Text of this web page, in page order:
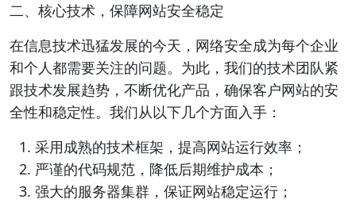
二、核心技术，保障网站安全稳定
在信息技术迅猛发展的今天，网络安全成为每个企业
和个人都需要关注的问题。为此，我们的技术团队紧
跟技术发展趋势，不断优化产品，确保客户网站的安
全性和稳定性。我们从以下几个方面入手：
采用成熟的技术框架，提高网站运行效率；
严谨的代码规范，降低后期维护成本；
强大的服务器集群，保证网站稳定运行；